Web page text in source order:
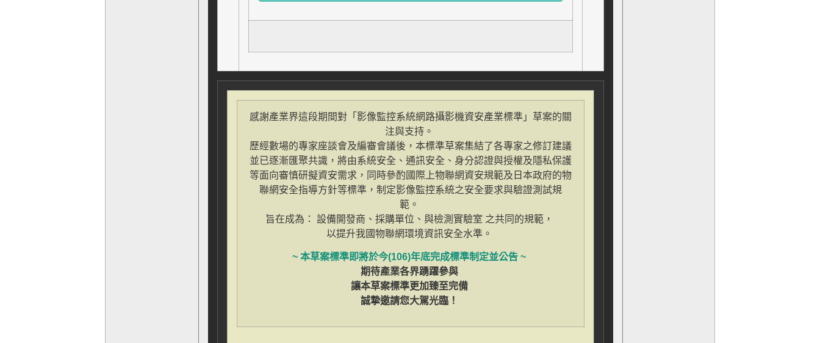
感謝產業界這段期間對「影像監控系統網路攝影機資安產業標準」 草案的關
注與支持。
歷經數場的專家座談會及編審會議後， 本標準草案集結了各專家之修訂建議
並已逐漸匯聚共識， 將由系統安全、通訊安全、 身分認證與授權及隱私保護
等面向審慎研擬資安需求， 同時參酌國際上物聯網資安規範及日本政府的物
聯網安全指導方針等標準，制定影像監控系統之安全要求與驗證測試規
範。
旨在成為： 設備開發商、採購單位、與檢測實驗室 之共同的規範，
以提升我國物聯網環境資訊安全水準。
~ 本草案標準即將於今(106)年底完成標準制定並公告 ~
期待產業各界踴躍參與
讓本草案標準更加臻至完備
誠摯邀請您大駕光臨！